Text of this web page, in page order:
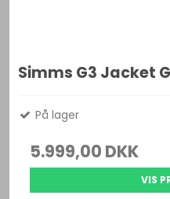
Simms G3 Jacket
På lager
5.999,00 DKK
VIS